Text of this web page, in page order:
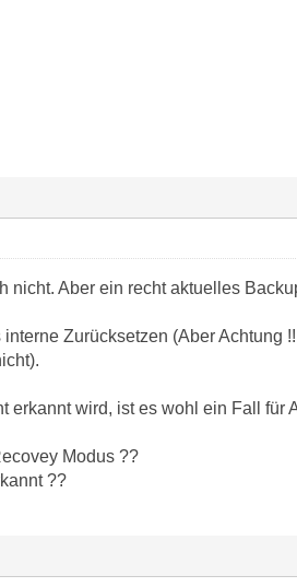
nicht. Aber ein recht aktuelles
Zurücksetzen (Aber Achtung
erkannt wird, ist es wohl ein Fall für
Modus ??
??